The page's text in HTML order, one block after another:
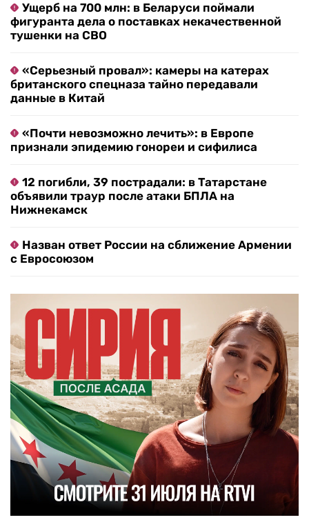
Ущерб на 700 млн: в Беларуси поймали
фигуранта дела о поставках некачественной
тушенки на СВО
«Серьезный провал»: камеры на катерах
британского спецназа тайно передавали
данные в Китай
«Почти невозможно лечить»: в Европе
признали эпидемию гонореи и сифилиса
12 погибли, 39 пострадали: в Татарстане
объявили траур после атаки БПЛА на
Нижнекамск
Назван ответ России на сближение Армении
с Евросоюзом